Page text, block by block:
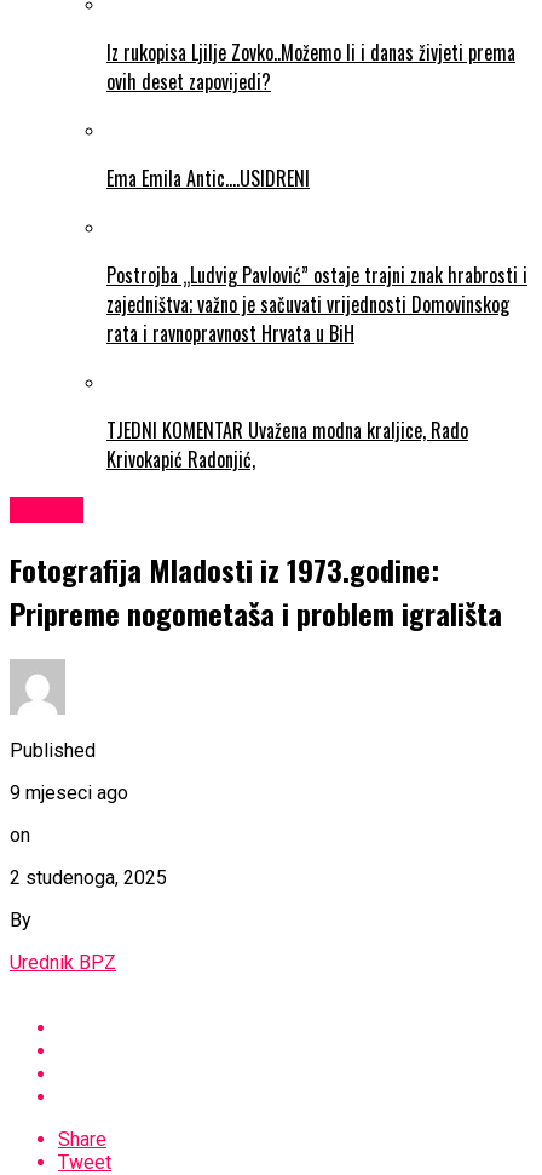
Iz rukopisa Ljilje Zovko..Možemo li i danas živjeti prema
ovih deset zapovijedi?
Ema Emila Antic….USIDRENI
Postrojba „Ludvig Pavlović” ostaje trajni znak hrabrosti i
zajedništva; važno je sačuvati vrijednosti Domovinskog
rata i ravnopravnost Hrvata u BiH
TJEDNI KOMENTAR Uvažena modna kraljice, Rado
Krivokapić Radonjić,
Fotografija Mladosti iz 1973.godine:
Pripreme nogometaša i problem igrališta
Published
9 mjeseci ago
on
2 studenoga, 2025
By
Urednik BPZ
Share
Tweet